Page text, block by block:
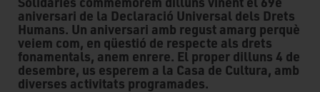
aniversari de la Declaració Universal dels Drets
Humans. Un aniversari amb regust amarg perquè
veiem com, en qüestió de respecte als drets
fonamentals, anem enrere. El proper dilluns 4 de
desembre, us esperem a la Casa de Cultura, amb
diverses activitats programades.